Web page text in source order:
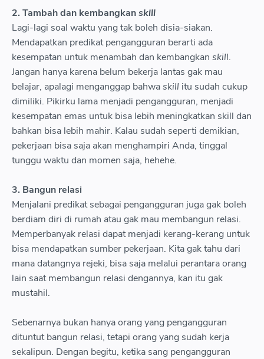
2. Tambah dan kembangkanskill
Lagi-lagi soal waktu yang tak boleh disia-siakan.
Mendapatkan predikat pengangguran berarti ada
kesempatan untuk menambah dan kembangkan skill.
Jangan hanya karena belum bekerja lantas gak mau
belajar, apalagi menganggap bahwaskill itu sudah cukup
dimiliki. Pikirku lama menjadi pengangguran, menjadi
kesempatan emas untuk bisa lebih meningkatkan skill dan
bahkan bisa lebih mahir. Kalau sudah seperti demikian,
pekerjaan bisa saja akan menghampiri Anda, tinggal
tunggu waktu dan momen saja, hehehe.
3. Bangun relasi
Menjalani predikat sebagai pengangguran juga gak boleh
berdiam diri di rumah atau gak mau membangun relasi.
Memperbanyak relasi dapat menjadi kerang-kerang untuk
bisa mendapatkan sumber pekerjaan. Kita gak tahu dari
mana datangnya rejeki, bisa saja melalui perantara orang
lain saat membangun relasi dengannya, kan itu gak
mustahil.
Sebenarnya bukan hanya orang yang pengangguran
dituntut bangun relasi, tetapi orang yang sudah kerja
sekalipun. Dengan begitu, ketika sang pengangguran